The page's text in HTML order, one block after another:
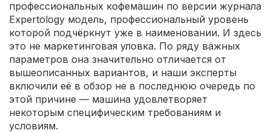
профессиональных кофемашин по версии журнала
Expertology модель, профессиональный уровень
которой подчёркнут уже в наименовании. И здесь
это не маркетинговая уловка. По ряду важных
параметров она значительно отличается от
вышеописанных вариантов, и наши эксперты
включили её в обзор не в последнюю очередь по
этой причине — машина удовлетворяет
некоторым специфическим требованиям и
условиям.